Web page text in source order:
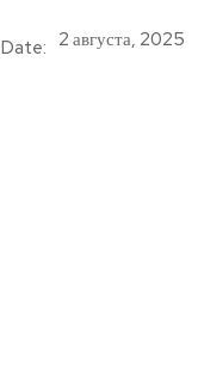
Date: 2 августа, 2025